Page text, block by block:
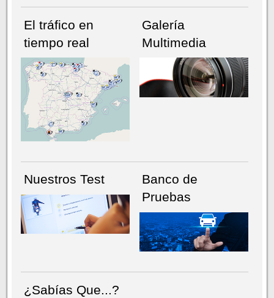
NÚMERO ACTUALHEMEROTECA
El tráfico en
tiempo real
Galería
Multimedia
Nuestros Test
Banco de
Pruebas
¿Sabías Que...?